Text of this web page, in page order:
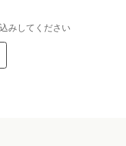
みしてください